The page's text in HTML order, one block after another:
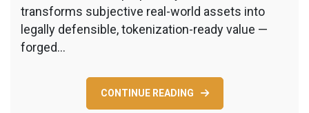
transforms subjective real-world assets into
legally defensible, tokenization-ready value —
forged…
CONTINUE READING